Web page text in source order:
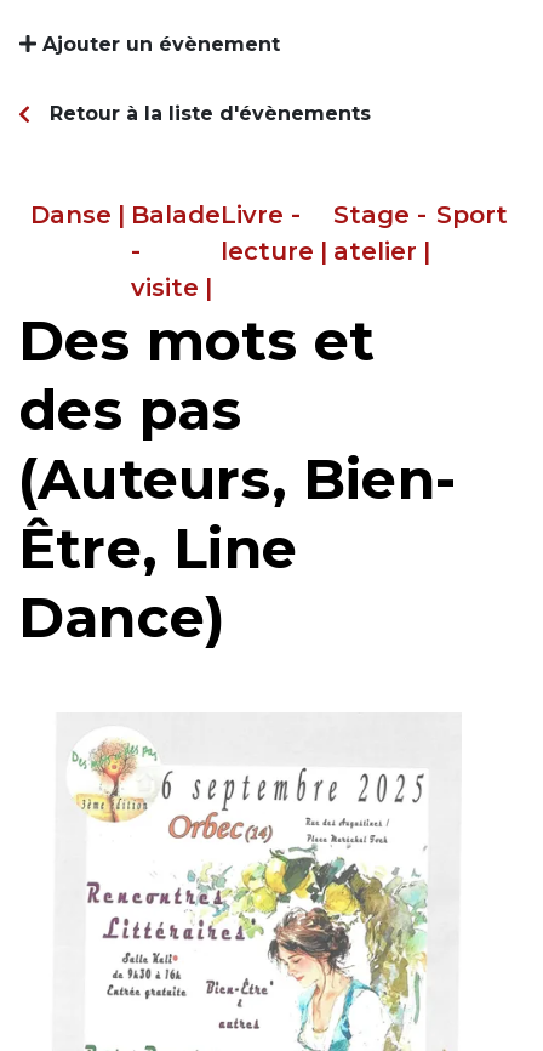
Ajouter un évènement
Retour à la liste d'évènements
Danse | Balade
-
visite |
Livre -
lecture |
Stage -
atelier |
Sport
Des mots et
des pas
(Auteurs, Bien-
Être, Line
Dance)